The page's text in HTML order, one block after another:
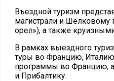
Въездной туризм
магистрали и Шелковому
орел»), а также
В рамках выездного
туры во Францию,
программы во Францию,
и Прибалтику.